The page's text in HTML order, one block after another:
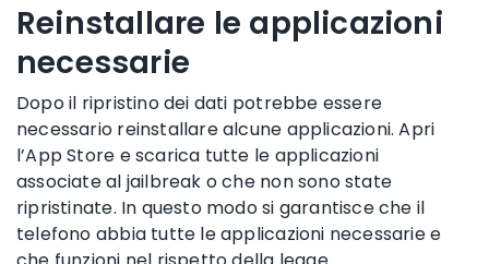
Reinstallare le applicazioni
necessarie
Dopo il ripristino dei dati potrebbe essere
necessario reinstallare alcune applicazioni. Apri
l’App Store e scarica tutte le applicazioni
associate al jailbreak o che non sono state
ripristinate. In questo modo si garantisce che il
telefono abbia tutte le applicazioni necessarie e